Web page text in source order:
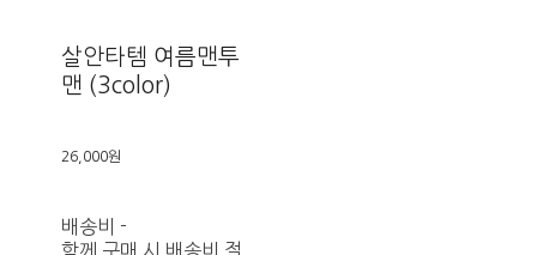
살안타템 여름맨투
맨 (3color)
26,000원
배송비 -
함께 구매 시 배송비 절